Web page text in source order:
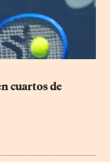
cuartos de